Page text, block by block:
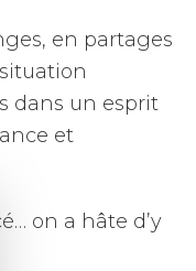
le
en partages
dans un esprit
et
on a hâte d’y